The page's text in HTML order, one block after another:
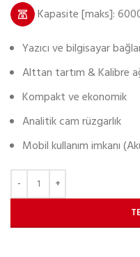
Kapasite [maks]:
Yazıcı ve bilgisayar
Alttan tartım & Kalibre
Kompakt ve ekonomik
Analitik cam rüzgarlık
Mobil kullanım imkanı